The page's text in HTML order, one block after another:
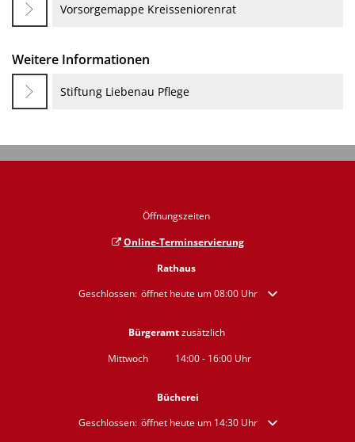
Vorsorgemappe Kreisseniorenrat
Weitere Informationen
Stiftung Liebenau Pflege
Öffnungszeiten
Online-Terminservierung
Rathaus
Klicken, um weitere Öffnungs- oder Schließzeiten
Geschlossen: öffnet heute um 08:00 Uhr
Bürgeramtzusätzlich
Mittwoch
14:00- 16:00 Uhr
Bücherei
Klicken, um weitere Öffnungs- oder Schließzeiten
Geschlossen: öffnet heute um 14:30 Uhr